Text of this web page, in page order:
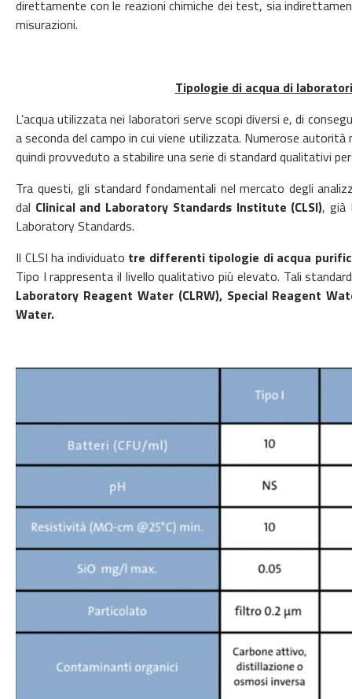
direttamente con le reazioni chimiche dei test, sia
misurazioni.
Tipologie di acqua di
L’acqua utilizzata nei laboratori serve scopi diversi e, di
a seconda del campo in cui viene utilizzata. Numerose autorità
quindi provveduto a stabilire una serie di standard qualitativi
Tra questi, gli standard fondamentali nel mercato degli
dal Clinical and Laboratory Standards Institute (CLSI), già
Laboratory Standards.
Il CLSI ha individuato tre differenti tipologie di acqua
Tipo I rappresenta il livello qualitativo più elevato. Tali
Laboratory Reagent Water (CLRW), Special Reagent
Water.